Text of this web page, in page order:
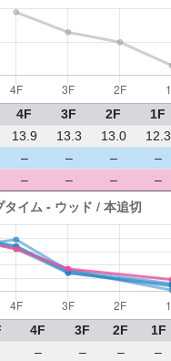
4F 3F 2F
1F
13.9 13.3 13.0
12.3
– – –
–
– – – –
4F 3F 2F
1F
– – –
–